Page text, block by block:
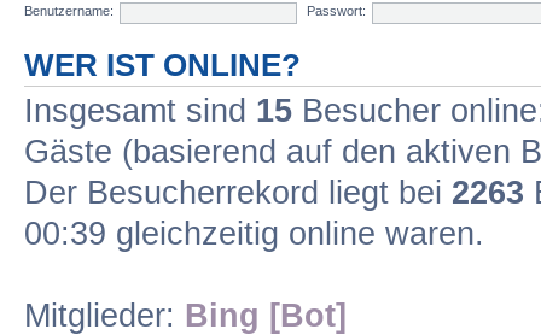
Benutzername:
Passwort:
WER IST ONLINE?
Insgesamt sind 15 Besucher
Gäste (basierend auf den aktiven
Der Besucherrekord liegt bei 2263
00:39 gleichzeitig online waren.
Mitglieder: Bing [Bot]